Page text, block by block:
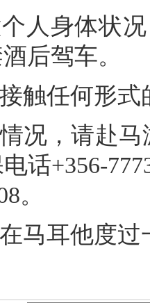
人身体状
后驾车。
触任何形式
况，请赴
话+356-
。
马耳他度